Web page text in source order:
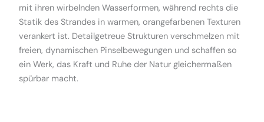
mit ihren wirbelnden Wasserformen, während rechts die
Statik des Strandes in warmen, orangefarbenen Texturen
verankert ist. Detailgetreue Strukturen verschmelzen mit
freien, dynamischen Pinselbewegungen und schaffen so
ein Werk, das Kraft und Ruhe der Natur gleichermaßen
spürbar macht.